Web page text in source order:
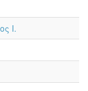
Ι.